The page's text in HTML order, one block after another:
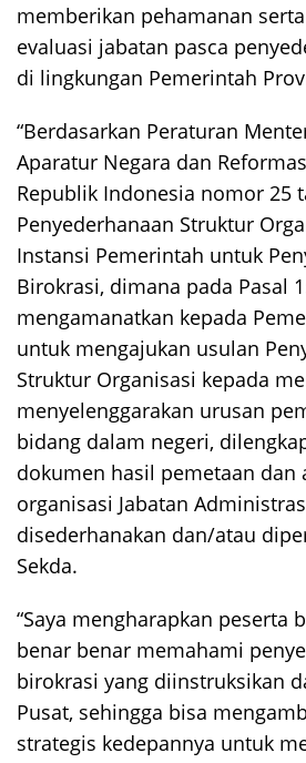
memberikan pehamanan
evaluasi jabatan pasca
di lingkungan Pemerintah
“Berdasarkan Peraturan
Aparatur Negara dan
Republik Indonesia nomor 25
Penyederhanaan Struktur
Instansi Pemerintah untuk
Birokrasi, dimana pada Pasal
mengamanatkan kepada
untuk mengajukan usulan
Struktur Organisasi kepada
menyelenggarakan urusan
bidang dalam negeri,
dokumen hasil pemetaan dan
organisasi Jabatan
disederhanakan dan/atau
Sekda.
“Saya mengharapkan peserta
benar benar memahami
birokrasi yang diinstruksikan
Pusat, sehingga bisa
strategis kedepannya untuk